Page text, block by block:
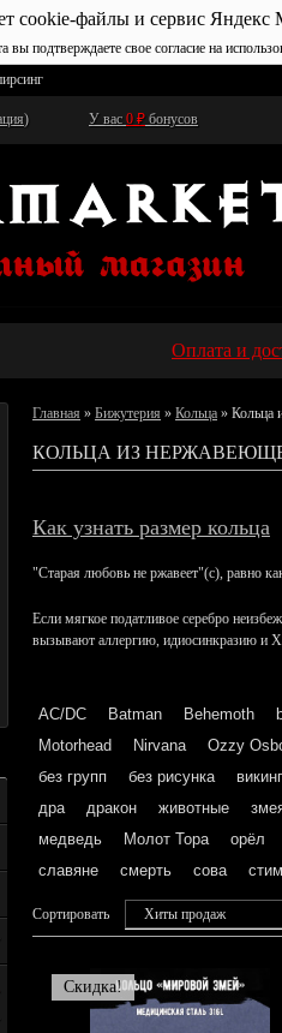
cookie-файлы и сервис Яндекс
вы подтверждаете свое согласие на
) У вас 0 ₽ бонусов
Оплата и
Главная » Бижутерия » Кольца » Кольца
КОЛЬЦА ИЗ
Как узнать размер кольца
"Старая любовь не ржавеет"(с), равно
Если мягкое податливое серебро
вызывают аллергию, идиосинкразию и
AC/DC Batman Behemoth
Motorhead
Nirvana
Ozzy
без групп
без рисунка
дра
дракон животные
медведь
Молот Тора
орёл
славяне
смерть сова
Сортировать Хиты продаж
Скидка!